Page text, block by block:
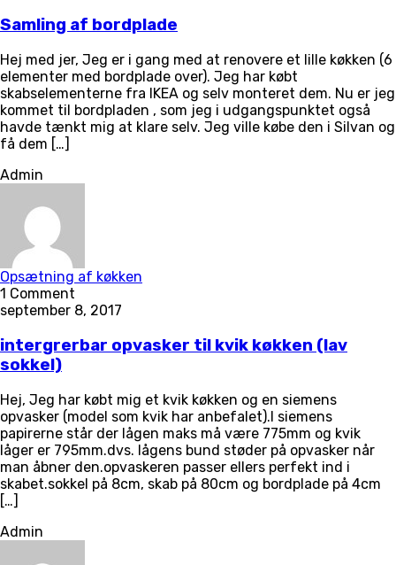
Samling af bordplade
Hej med jer, Jeg er i gang med at renovere et lille køkken (6
elementer med bordplade over). Jeg har købt
skabselementerne fra IKEA og selv monteret dem. Nu er jeg
kommet til bordpladen , som jeg i udgangspunktet også
havde tænkt mig at klare selv. Jeg ville købe den i Silvan og
få dem […]
Admin
Opsætning af køkken
1 Comment
september 8, 2017
intergrerbar opvasker til kvik køkken (lav
sokkel)
Hej, Jeg har købt mig et kvik køkken og en siemens
opvasker (model som kvik har anbefalet).I siemens
papirerne står der lågen maks må være 775mm og kvik
låger er 795mm.dvs. lågens bund støder på opvasker når
man åbner den.opvaskeren passer ellers perfekt ind i
skabet.sokkel på 8cm, skab på 80cm og bordplade på 4cm
[…]
Admin